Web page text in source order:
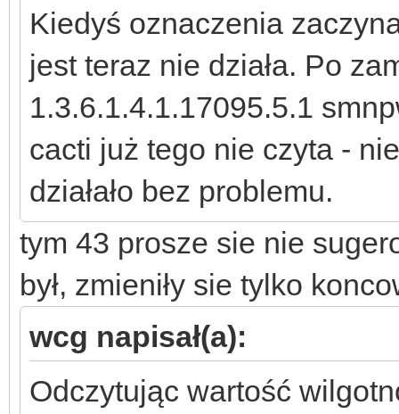
Kiedyś oznaczenia
jest teraz nie działa. Po
1.3.6.1.4.1.17095.5.1
cacti już tego nie czyta -
działało bez problemu.
tym 43 prosze sie nie
był, zmieniły sie tylko
wcg napisał(a):
Odczytując wartość